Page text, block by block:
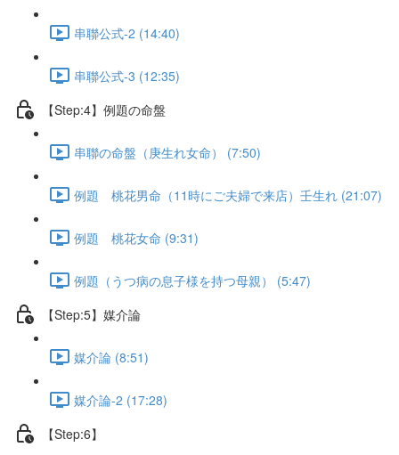
串聯公式-2 (14:40)
串聯公式-3 (12:35)
【Step:4】例題の命盤
串聯の命盤（庚生れ女命） (7:50)
例題 桃花男命（11時にご夫婦で来店）壬生れ (21:07)
例題 桃花女命 (9:31)
例題（うつ病の息子様を持つ母親） (5:47)
【Step:5】媒介論
媒介論 (8:51)
媒介論-2 (17:28)
【Step:6】